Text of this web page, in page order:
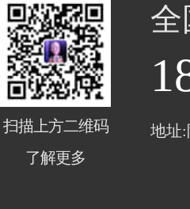
扫描上方二维码
了解更多
全
地址